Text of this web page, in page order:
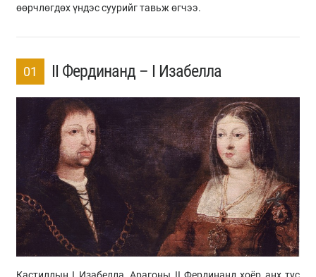
өөрчлөгдөх үндэс суурийг тавьж өгчээ.
01 II Фердинанд – I Изабелла